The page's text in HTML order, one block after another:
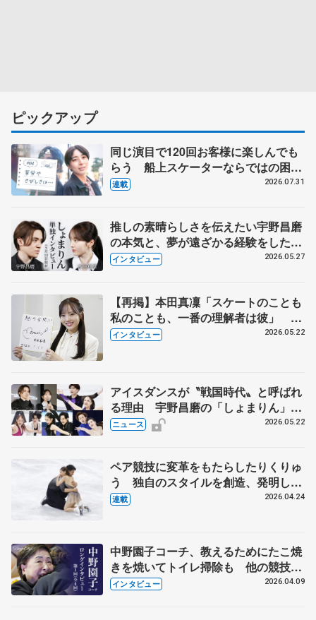
ピックアップ
同じ演目で120回お客様に楽しんでも
らう 船上スケーターならではの困難
とは 影響あったPIW前キャプテン松
連載 2026.07.31
推しの素晴らしさを伝えたい宇野昌磨
の本気と、夢が遠ざかる経験をした本
田真凜の覚悟
インタビュー 2026.05.27
【再掲】本田真凜「スケートのことも
私のことも、一番の理解者は彼」 引
退時の単独インタビューで語った競技
インタビュー 2026.05.22
アイスダンスが〝戦国時代〟と呼ばれ
る理由 宇野昌磨の「しょまりん」ら
実力者が相次いで参戦 国内の競争激
ニュース 2026.05.22
ペア競技に変革をもたらしたりくりゅ
う 独自のスタイルを創造、発明した
【引退発表後②】
連載 2026.04.24
中野園子コーチ、教えるためにたこ焼
きを焼いてトイレ掃除も 他の競技に
も通用するという坂本花織の筋肉
インタビュー 2026.04.09